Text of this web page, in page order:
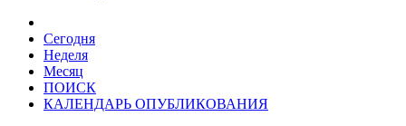
Сегодня
Неделя
Месяц
ПОИСК
КАЛЕНДАРЬ ОПУБЛИКОВАНИЯ